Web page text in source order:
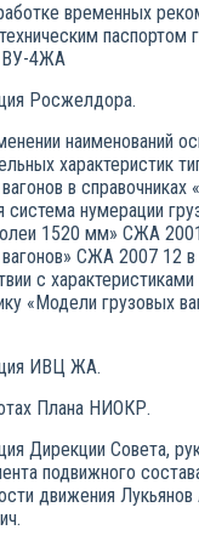
временных
паспортом
ВУ-4ЖА
Росжелдора.
наименований
характеристик
в справочниках
система нумерации
1520 мм» СЖА
СЖА 2007 12 в
с
«Модели грузовых
ИВЦ ЖА.
Плана НИОКР.
Дирекции Совета,
подвижного
движения